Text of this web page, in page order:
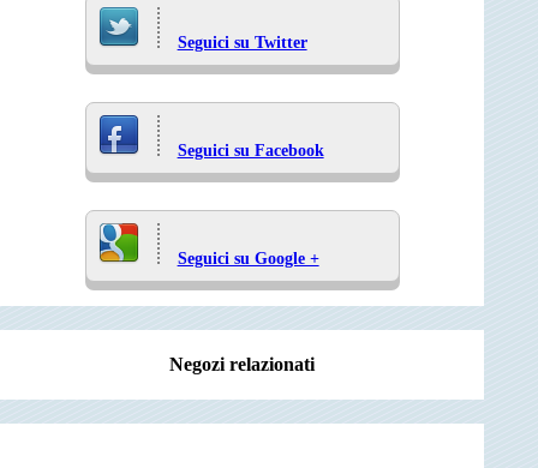
Seguici su Twitter
Seguici su Facebook
Seguici su Google +
Negozi relazionati